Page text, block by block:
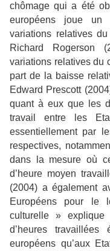
chômage qui a été
européens joue
variations relatives
Richard Rogerson
variations relatives du
part de la baisse
Edward Prescott
quant à eux que les
travail entre les
essentiellement par
respectives,
dans la mesure où
d’heure moyen
(2004) a également
Européens pour le
culturelle » explique
d’heures
européens qu’aux